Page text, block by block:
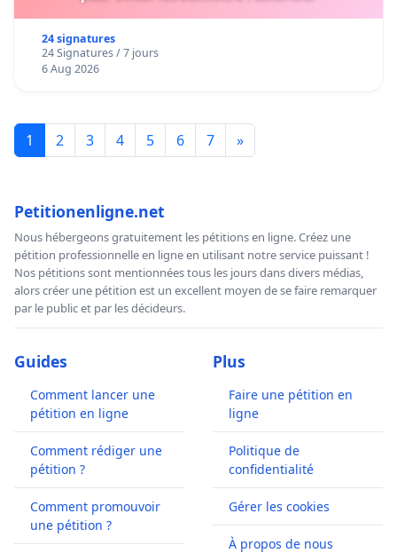
24 signatures
24 Signatures / 7 jours
6 Aug 2026
1 2 3 4 5 6 7 »
Petitionenligne.net
Nous hébergeons gratuitement les pétitions en ligne. Créez une
pétition professionnelle en ligne en utilisant notre service puissant !
Nos pétitions sont mentionnées tous les jours dans divers médias,
alors créer une pétition est un excellent moyen de se faire remarquer
par le public et par les décideurs.
Guides
Comment lancer une
pétition en ligne
Comment rédiger une
pétition ?
Comment promouvoir
une pétition ?
Plus
Faire une pétition en
ligne
Politique de
confidentialité
Gérer les cookies
À propos de nous